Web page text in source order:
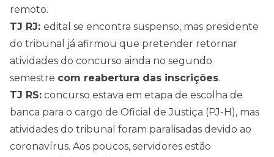
remoto.
TJ RJ: edital se encontra suspenso, mas presidente
do tribunal já afirmou que pretender retornar
atividades do concurso ainda no segundo
semestre com reabertura das inscrições.
TJ RS: concurso estava em etapa de escolha de
banca para o cargo de Oficial de Justiça (PJ-H), mas
atividades do tribunal foram paralisadas devido ao
coronavírus. Aos poucos, servidores estão